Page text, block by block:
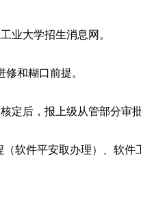
业大学招生消息网。
和糊口前提。
后，报上级从管部分审批
软件平安取办理）、软件